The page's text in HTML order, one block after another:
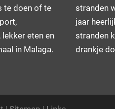
te doen of te
lekker eten en
in Malaga.
stranden
jaar
stranden
drankje